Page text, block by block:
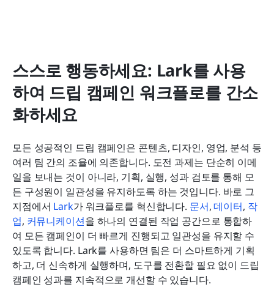
스스로 행동하세요: Lark를 사용
하여 드립 캠페인 워크플로를 간소
화하세요
모든 성공적인 드립 캠페인은 콘텐츠, 디자인, 영업, 분석 등
여러 팀 간의 조율에 의존합니다. 도전 과제는 단순히 이메
일을 보내는 것이 아니라, 기획, 실행, 성과 검토를 통해 모
든 구성원이 일관성을 유지하도록 하는 것입니다. 바로 그
지점에서 Lark가 워크플로를 혁신합니다. 문서, 데이터, 작
업, 커뮤니케이션을 하나의 연결된 작업 공간으로 통합하
여 모든 캠페인이 더 빠르게 진행되고 일관성을 유지할 수
있도록 합니다. Lark를 사용하면 팀은 더 스마트하게 기획
하고, 더 신속하게 실행하며, 도구를 전환할 필요 없이 드립
캠페인 성과를 지속적으로 개선할 수 있습니다.